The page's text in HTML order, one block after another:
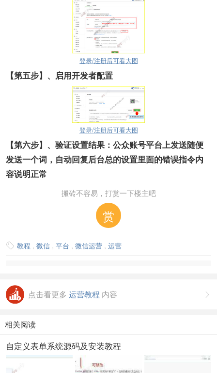
登录/注册后可看大图
【第五步】 、启用开发者配置
登录/注册后可看大图
【第六步】 、验证设置结果：公众账号平台上发送随便
发送一个词 ，自动回复后台总的设置里面的错误指令内
容说明正常
搬砖不容易，打赏一下楼主吧
赏
 教程 , 微信 , 平台 , 微信运营 , 运营

点击看更多 运营教程 内容
相关阅读
自定义表单系统源码及安装教程